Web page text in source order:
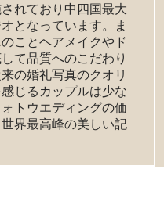
れており中四国最大
となっています。ま
ことヘアメイクやド
て品質へのこだわり
の婚礼写真のクオリ
じるカップルは少な
トウエディングの価
界最高峰の美しい記